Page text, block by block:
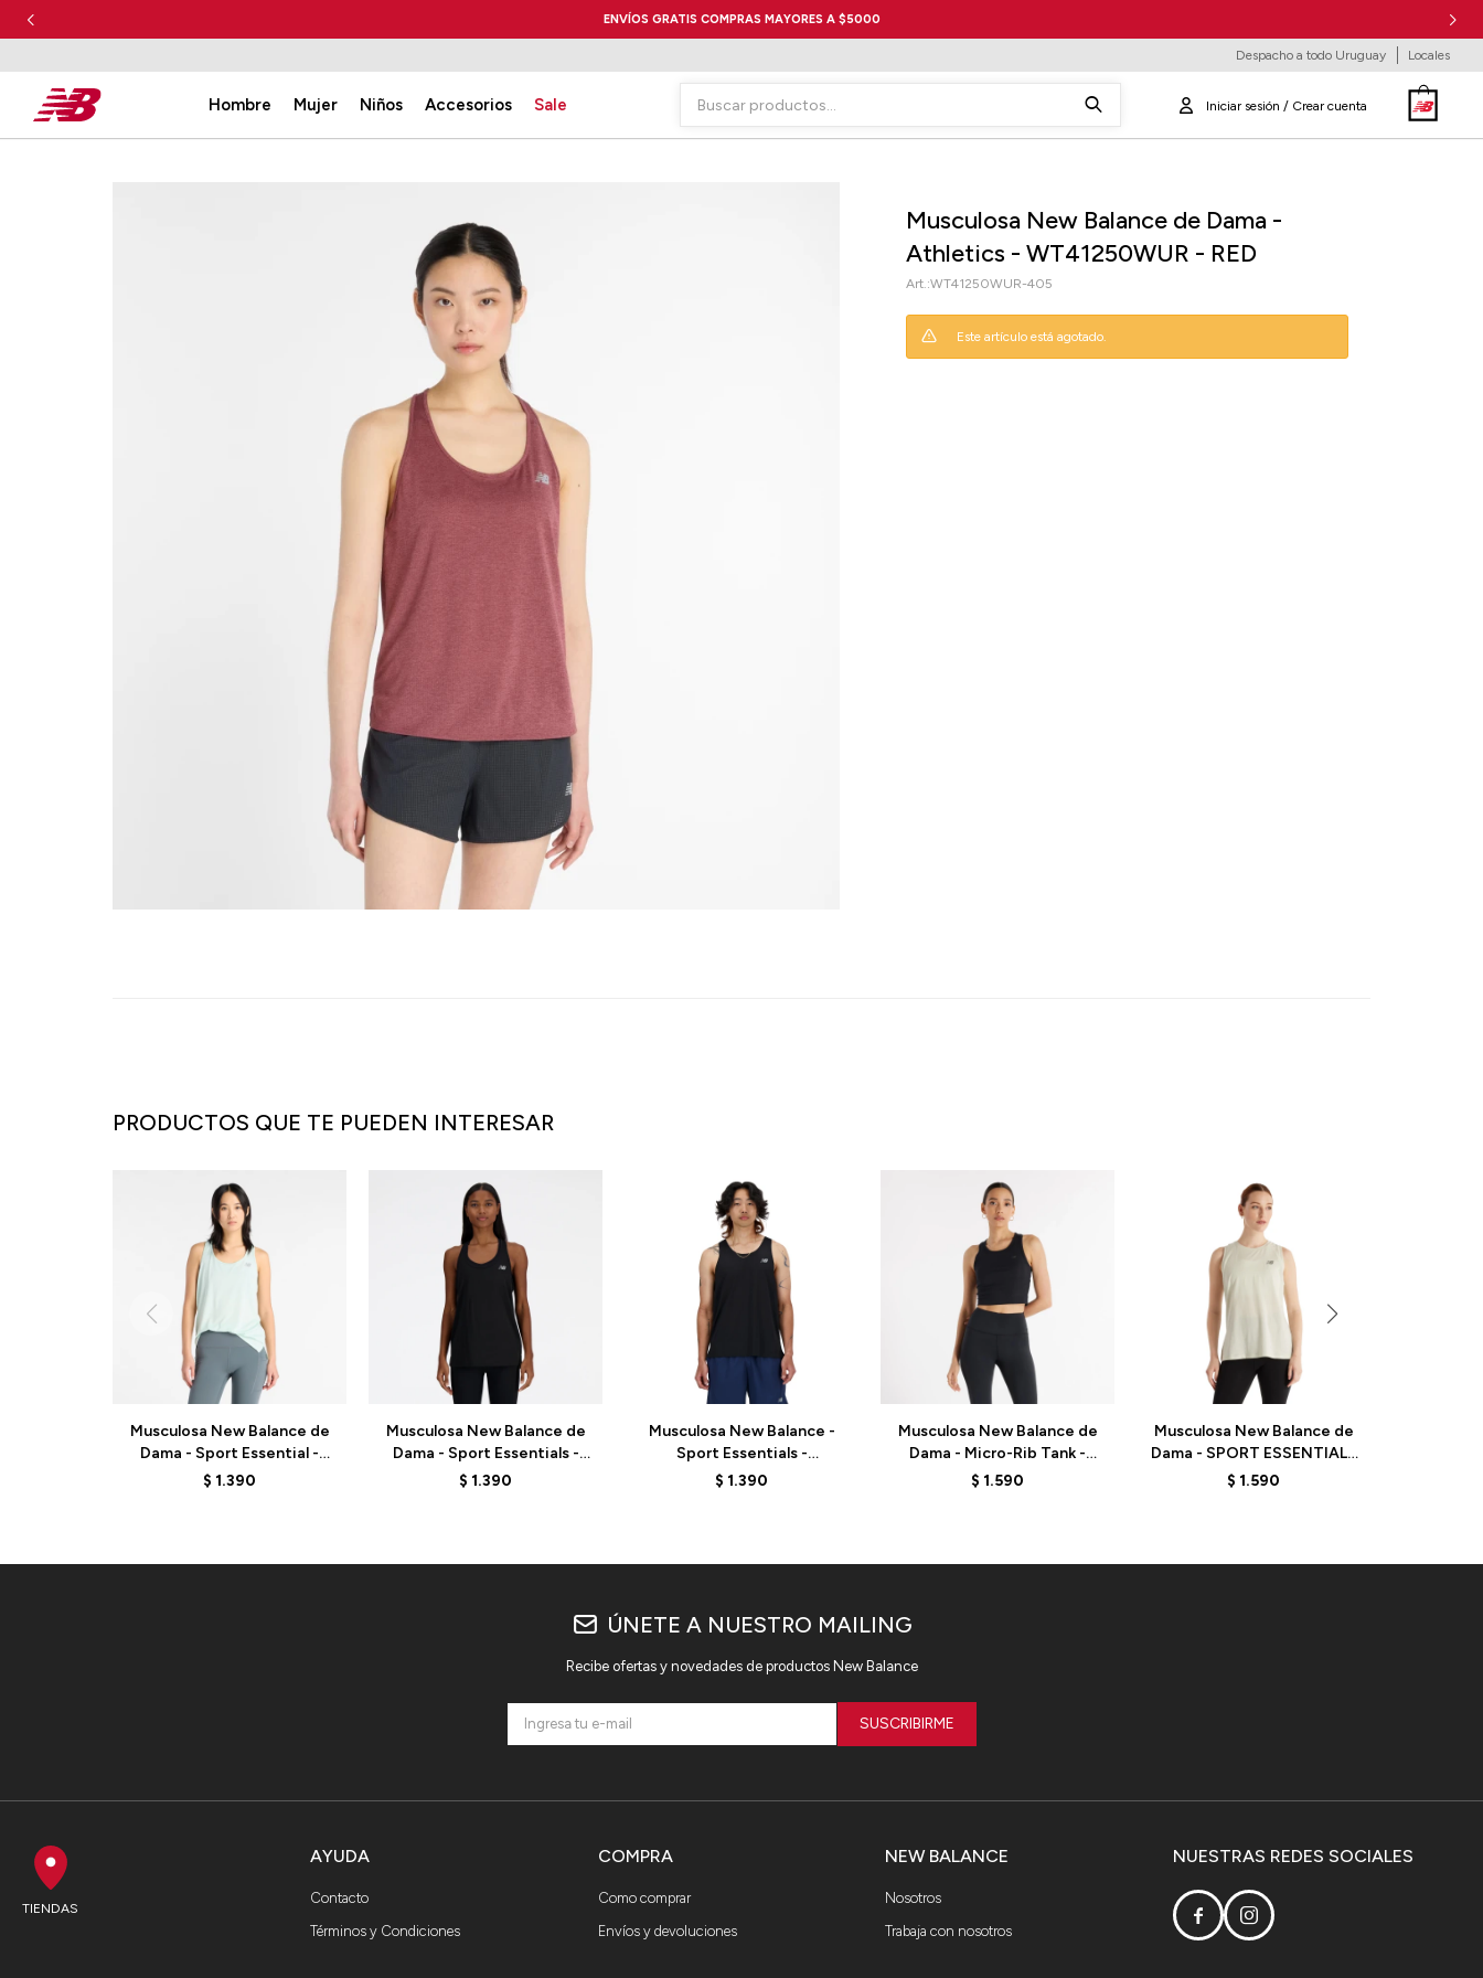
ENVÍOS GRATIS COMPRAS MAYORES A $5000
Hombre Mujer Niños Accesorios Sale
Despacho a todo Uruguay Locales
Musculosa New Balance de Dama -
Athletics - WT41250WUR - RED
WT41250WUR-405
Este artículo está agotado.
PRODUCTOS QUE TE PUEDEN INTERESAR
Musculosa New Balance de
Dama - Sport Essential -
WT41220COJ - ELD
$ 1.390
Musculosa New Balance de
Dama - Sport Essentials -
WT41220BK - ELD
$ 1.390
Musculosa New Balance -
Sport Essentials -
MT41220BK - BLACK
$ 1.390
Musculosa New Balance de
Dama - Micro-Rib Tank -
WT43523BK - BLACK
$ 1.590
Musculosa New Balance de
Dama - SPORT ESSENTIAL -
WT41104NMA - NATURALM
$ 1.590
TIENDAS
AYUDA
Contacto
Términos y Condiciones
NEW BALANCE
Nosotros
Trabaja con nosotros
COMPRA
Como comprar
Envíos y devoluciones
NUESTRAS REDES SOCIALES
 
ÚNETE A NUESTRO MAILING
Recibe ofertas y novedades de productos New Balance
SUSCRIBIRME